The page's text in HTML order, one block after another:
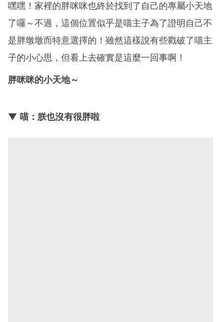
嘿嘿！家裡的胖咪咪也終於找到了自己的專屬小天地
了囉～不過，這個位置似乎是喵主子為了證明自己不
是胖墩墩而特意選擇的！雖然這樣說有些戳破了喵主
子的小心思，但看上去確實是這麼一回事啊！
胖咪咪的小天地～
▼ 喵：朕也沒有很胖啦